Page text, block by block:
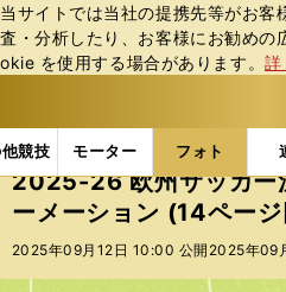
当サイトでは当社の提携先等がお客
査・分析したり、お客様にお勧めの
okie を使⽤する場合があります。詳
競技 モーター フォト
b
ス
ポ
ル
フォトギャラリー コラ
2025-26 欧州サッカー
ーメーション (14ペー
2025年09月12日 10:00 公開 2025年09